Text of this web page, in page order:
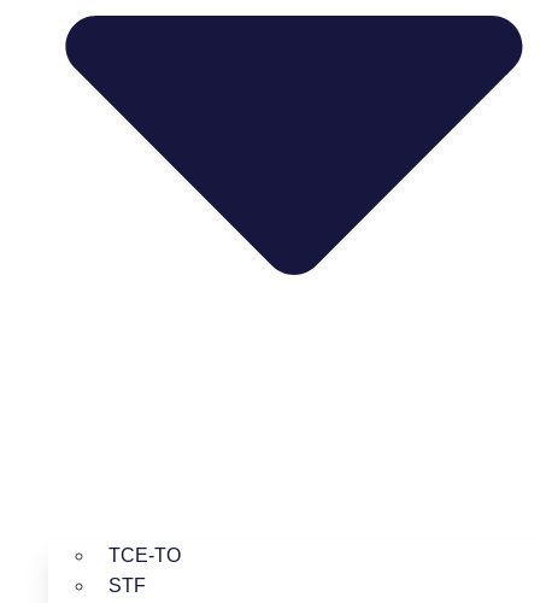
TCE-TO
STF